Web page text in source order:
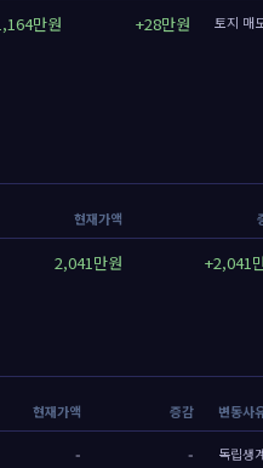
만원 +28만원 토지 매
현재가액
2,041만원 +2,041
현재가액 증감 변동사
- - 독립생